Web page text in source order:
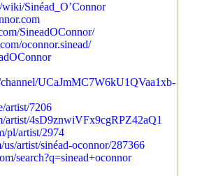
Sinéad_O’Connor
SineadOConnor/
oconnor.sinead/
UCaJmMC7W6kU1QVaa1xb-
artist/7206
artist/4sD9znwiVFx9cgRPZ42aQ1
pl/artist/2974
artist/sinéad-oconnor/287366
search?q=sinead+oconnor